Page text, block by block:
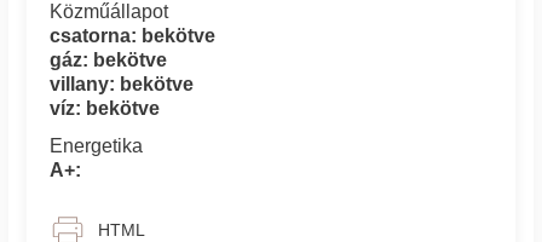
Közműállapot
csatorna: bekötve
gáz: bekötve
villany: bekötve
víz: bekötve
Energetika
A+:
HTML